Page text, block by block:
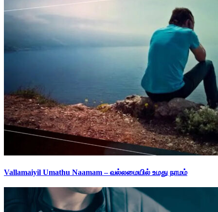
Vallamaiyil Umathu Naamam – வல்லமையில் உமது நாமம்